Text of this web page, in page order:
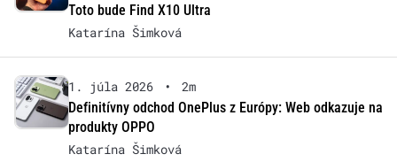
Toto bude Find X10 Ultra
Katarína Šimková
1. júla 2026 •
2m
Definitívny odchod OnePlus z Európy: Web odkazuje na
produkty OPPO
Katarína Šimková